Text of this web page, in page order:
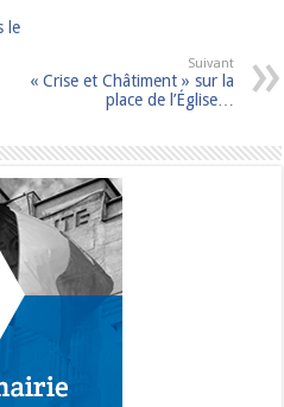
le
Suivant
« Crise et Châtiment » sur la
place de l’Église…